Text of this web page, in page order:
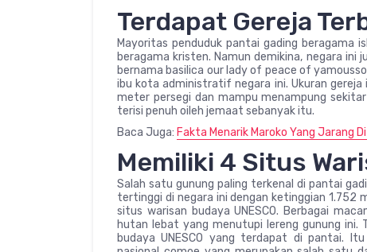
Terdapat Gereja
Mayoritas penduduk pantai gading beragama
beragama kristen. Namun demikina, negara
bernama basilica our lady of peace of
ibu kota administratif negara ini. Ukuran
meter persegi dan mampu menampung
terisi penuh oileh jemaat sebanyak itu.
Baca Juga: Fakta Menarik Maroko Yang Jarang
Memiliki 4 Situs
Salah satu gunung paling terkenal di pantai
tertinggi di negara ini dengan ketinggian 1.752
situs warisan budaya UNESCO. Berbagai
hutan lebat yang menutupi lereng gunung
budaya UNESCO yang terdapat di pantai.